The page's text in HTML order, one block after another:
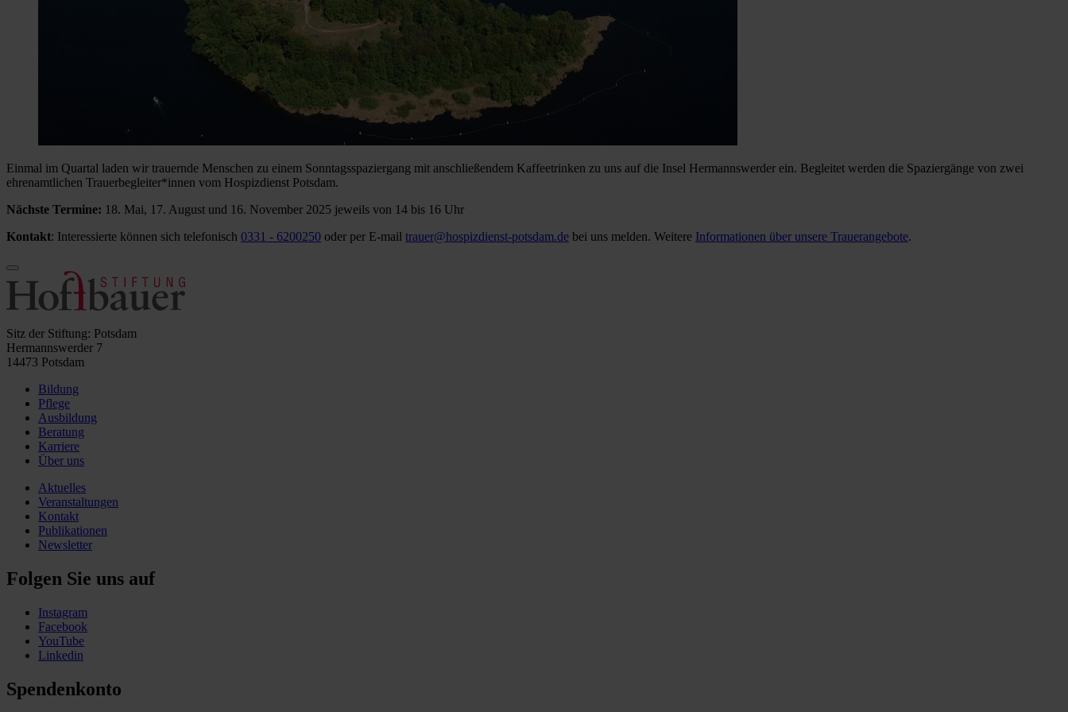
Einmal im Quartal laden wir trauernde Menschen zu einem Sonntagsspaziergang mit anschließendem Kaffeetrinken zu uns auf die Insel Hermannswerder ein. Begleitet werden die Spaziergänge von zwei
ehrenamtlichen Trauerbegleiter*innen vom Hospizdienst Potsdam.
Nächste Termine: 18. Mai, 17. August und 16. November 2025 jeweils von 14 bis 16 Uhr
Kontakt: Interessierte können sich telefonisch 0331 - 6200250 oder per E-mail trauer@hospizdienst-potsdam.de bei uns melden. Weitere Informationen über unsere Trauerangebote.
Sitz der Stiftung: Potsdam
Hermannswerder 7
14473 Potsdam
Bildung
Pflege
Ausbildung
Beratung
Karriere
Über uns
Aktuelles
Veranstaltungen
Kontakt
Publikationen
Newsletter
Folgen Sie uns auf
Instagram
Facebook
YouTube
Linkedin
Spendenkonto